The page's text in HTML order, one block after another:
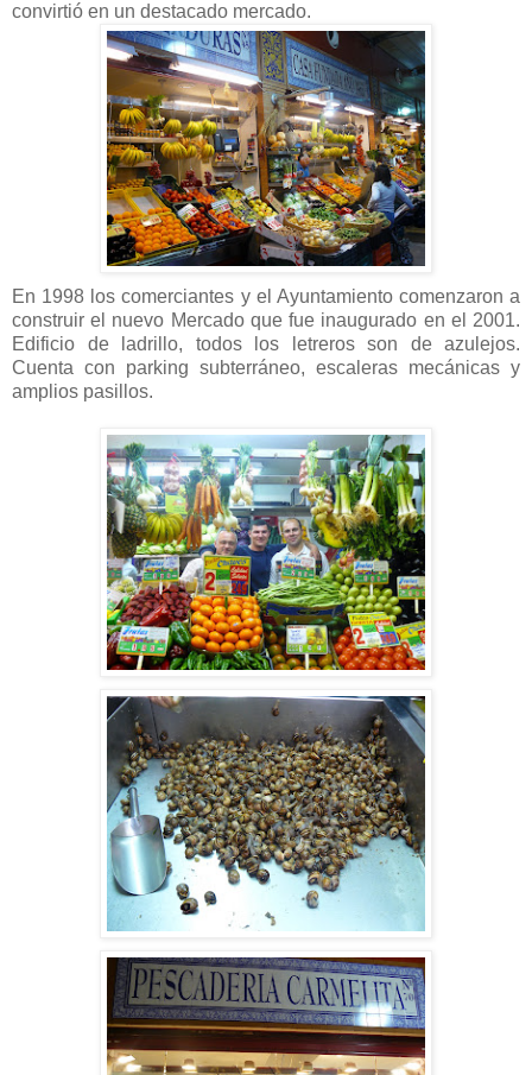
convirtió en un destacado mercado.
En 1998 los comerciantes y el Ayuntamiento comenzaron a
construir el nuevo Mercado que fue inaugurado en el 2001.
Edificio de ladrillo, todos los letreros son de azulejos.
Cuenta con parking subterráneo, escaleras mecánicas y
amplios pasillos.